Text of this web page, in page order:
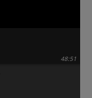
48:51